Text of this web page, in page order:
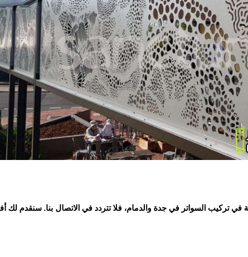
تركيب السواتر في جدة والدمام، فلا تتردد في الاتصال بنا. سنقدم لك